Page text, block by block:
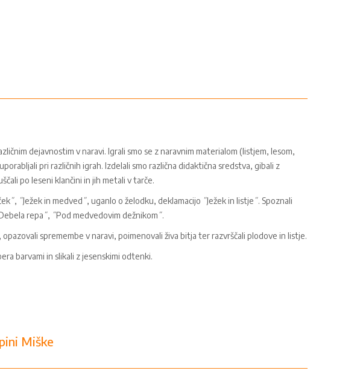
dejavnostim v naravi. Igrali smo se z naravnim materialom (listjem, lesom,
pri različnih igrah. Izdelali smo različna didaktična sredstva, gibali z
po leseni klančini in jih metali v tarče.
˝Ježek in medved˝, uganlo o želodku, deklamacijo ˝Ježek in listje˝. Spoznali
repa˝, ˝Pod medvedovim dežnikom˝.
opazovali spremembe v naravi, poimenovali živa bitja ter razvrščali plodove in listje.
barvami in slikali z jesenskimi odtenki.
Miške